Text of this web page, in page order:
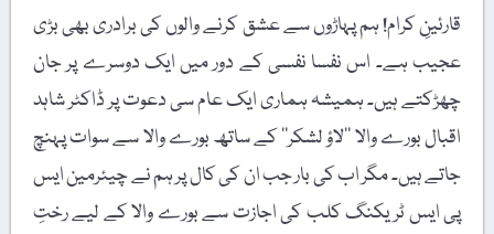
قارئینِ کرام! ہم پہاڑوں سے عشق کرنے والوں کی برادری بھی بڑی
عجیب ہے۔ اس نفسا نفسی کے دور میں ایک دوسرے پر جان
چھڑکتے ہیں۔ ہمیشہ ہماری ایک عام سی دعوت پر ڈاکٹر شاہد
اقبال بورے والا ’’لاؤ لشکر‘‘ کے ساتھ بورے والا سے سوات پہنچ
جاتے ہیں۔ مگر اب کی بار جب ان کی کال پر ہم نے چیئرمین ایس
پی ایس ٹریکنگ کلب کی اجازت سے بورے والا کے لیے رختِ